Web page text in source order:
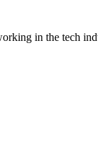
in the tech